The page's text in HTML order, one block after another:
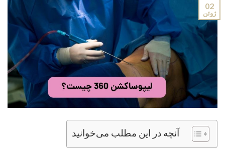
02
ژوئن
آنچه در این مطلب می‌خوانید